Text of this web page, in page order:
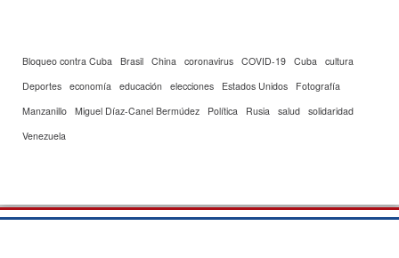
Bloqueo contra Cuba Brasil China coronavirus COVID-19 Cuba
cultura
Deportes economía educación elecciones Estados Unidos
Fotografía
Manzanillo Miguel Díaz-Canel Bermúdez Política Rusia salud solidaridad
Venezuela